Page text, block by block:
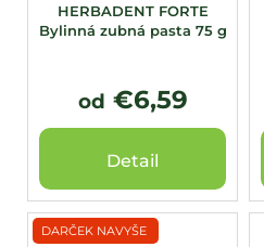
HERBADENT FORTE
Bylinná zubná pasta 75 g
od €6,59
Detail
DARČEK NAVYŠE